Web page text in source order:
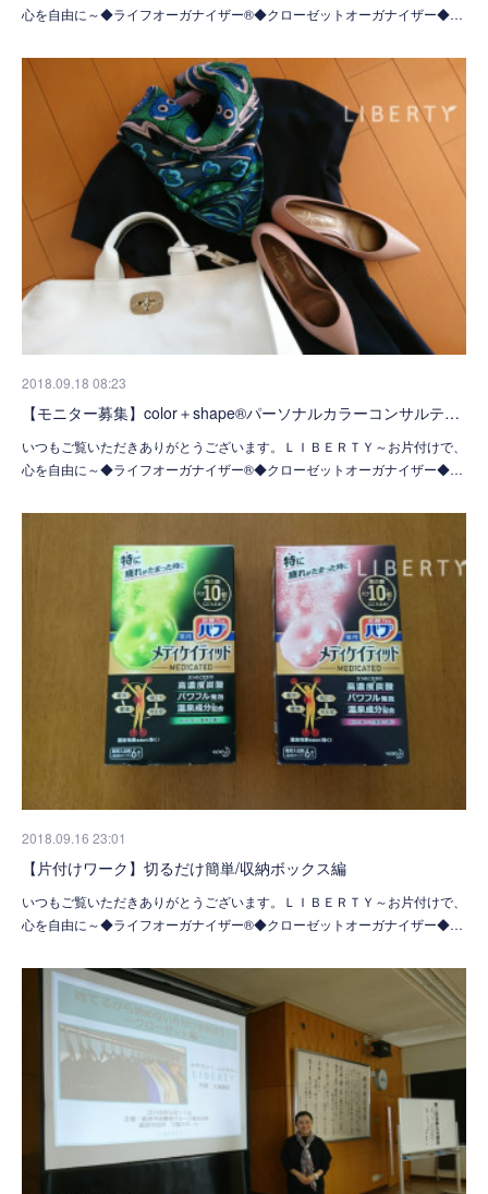
心を自由に～◆ライフオーガナイザー®◆クローゼットオーガナイザー◆…
2018.09.18 08:23
【モニター募集】color＋shape®パーソナルカラーコンサルテ…
いつもご覧いただきありがとうございます。ＬＩＢＥＲＴＹ～お片付けで、
心を自由に～◆ライフオーガナイザー®◆クローゼットオーガナイザー◆…
2018.09.16 23:01
【片付けワーク】切るだけ簡単/収納ボックス編
いつもご覧いただきありがとうございます。ＬＩＢＥＲＴＹ～お片付けで、
心を自由に～◆ライフオーガナイザー®◆クローゼットオーガナイザー◆…